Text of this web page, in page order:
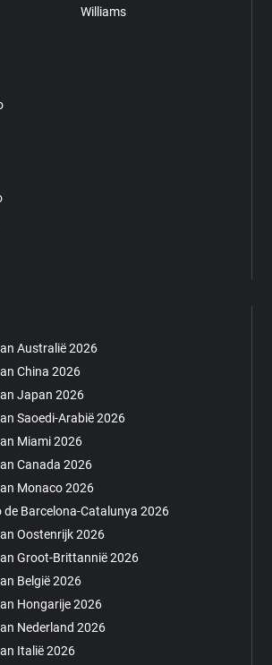
Williams
Australië 2026
China 2026
Japan 2026
Saoedi-Arabië 2026
Miami 2026
Canada 2026
Monaco 2026
de Barcelona-Catalunya 2026
Oostenrijk 2026
Groot-Brittannië 2026
België 2026
Hongarije 2026
Nederland 2026
Italië 2026